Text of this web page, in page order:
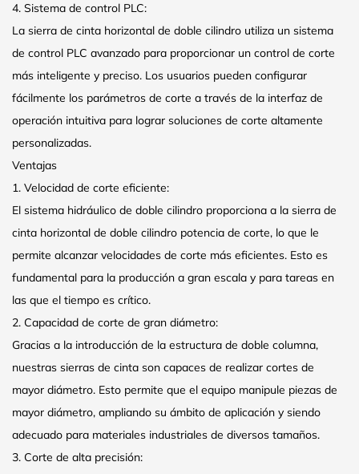
4. Sistema de control PLC:
La sierra de cinta horizontal de doble cilindro utiliza un sistema
de control PLC avanzado para proporcionar un control de corte
más inteligente y preciso. Los usuarios pueden configurar
fácilmente los parámetros de corte a través de la interfaz de
operación intuitiva para lograr soluciones de corte altamente
personalizadas.
Ventajas
1. Velocidad de corte eficiente:
El sistema hidráulico de doble cilindro proporciona a la sierra de
cinta horizontal de doble cilindro potencia de corte, lo que le
permite alcanzar velocidades de corte más eficientes. Esto es
fundamental para la producción a gran escala y para tareas en
las que el tiempo es crítico.
2. Capacidad de corte de gran diámetro:
Gracias a la introducción de la estructura de doble columna,
nuestras sierras de cinta son capaces de realizar cortes de
mayor diámetro. Esto permite que el equipo manipule piezas de
mayor diámetro, ampliando su ámbito de aplicación y siendo
adecuado para materiales industriales de diversos tamaños.
3. Corte de alta precisión: